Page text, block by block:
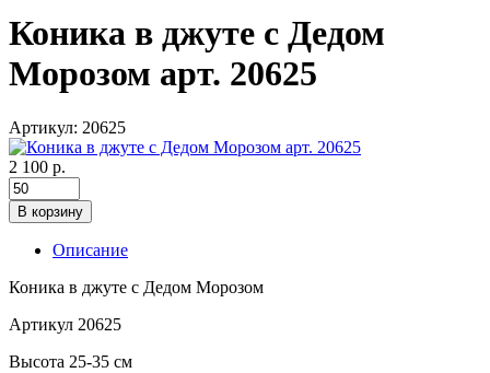
Коника в джуте с Дедом
Морозом арт. 20625
Артикул: 20625
2 100 р.
В корзину
Описание
Коника в джуте с Дедом Морозом
Артикул 20625
Высота 25-35 см